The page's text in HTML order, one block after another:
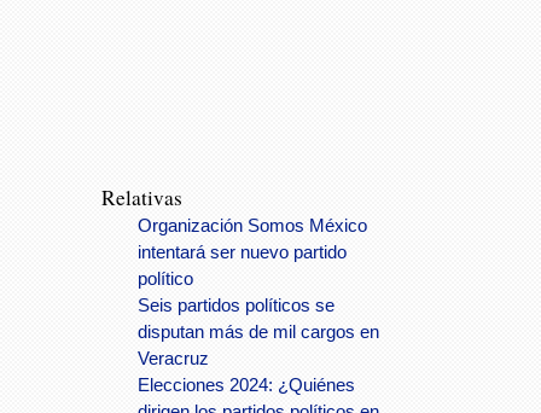
Relativas
Organización Somos México
intentará ser nuevo partido
político
Seis partidos políticos se
disputan más de mil cargos en
Veracruz
Elecciones 2024: ¿Quiénes